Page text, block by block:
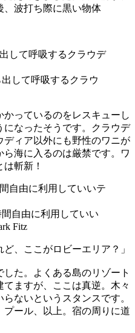
、波打ち際に黒い物体
して呼吸するクラウ
っているのをレスキューし
なったそうです。クラウデ
ディア以外にも野性のワニが
海に入るのは厳禁です。ワ
斬新！
自由に利用していい
Fitz
、ここがロビーエリア？」
た。よくある島のリゾート
ますが、ここは真逆。木々
ないというスタンスです。
ール、以上。宿の周りに道